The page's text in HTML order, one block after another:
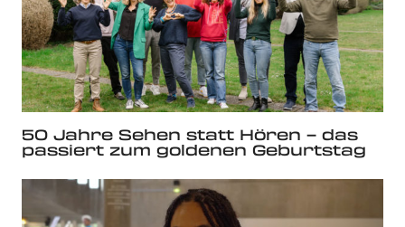
50 Jahre Sehen statt Hören – das
passiert zum goldenen Geburtstag